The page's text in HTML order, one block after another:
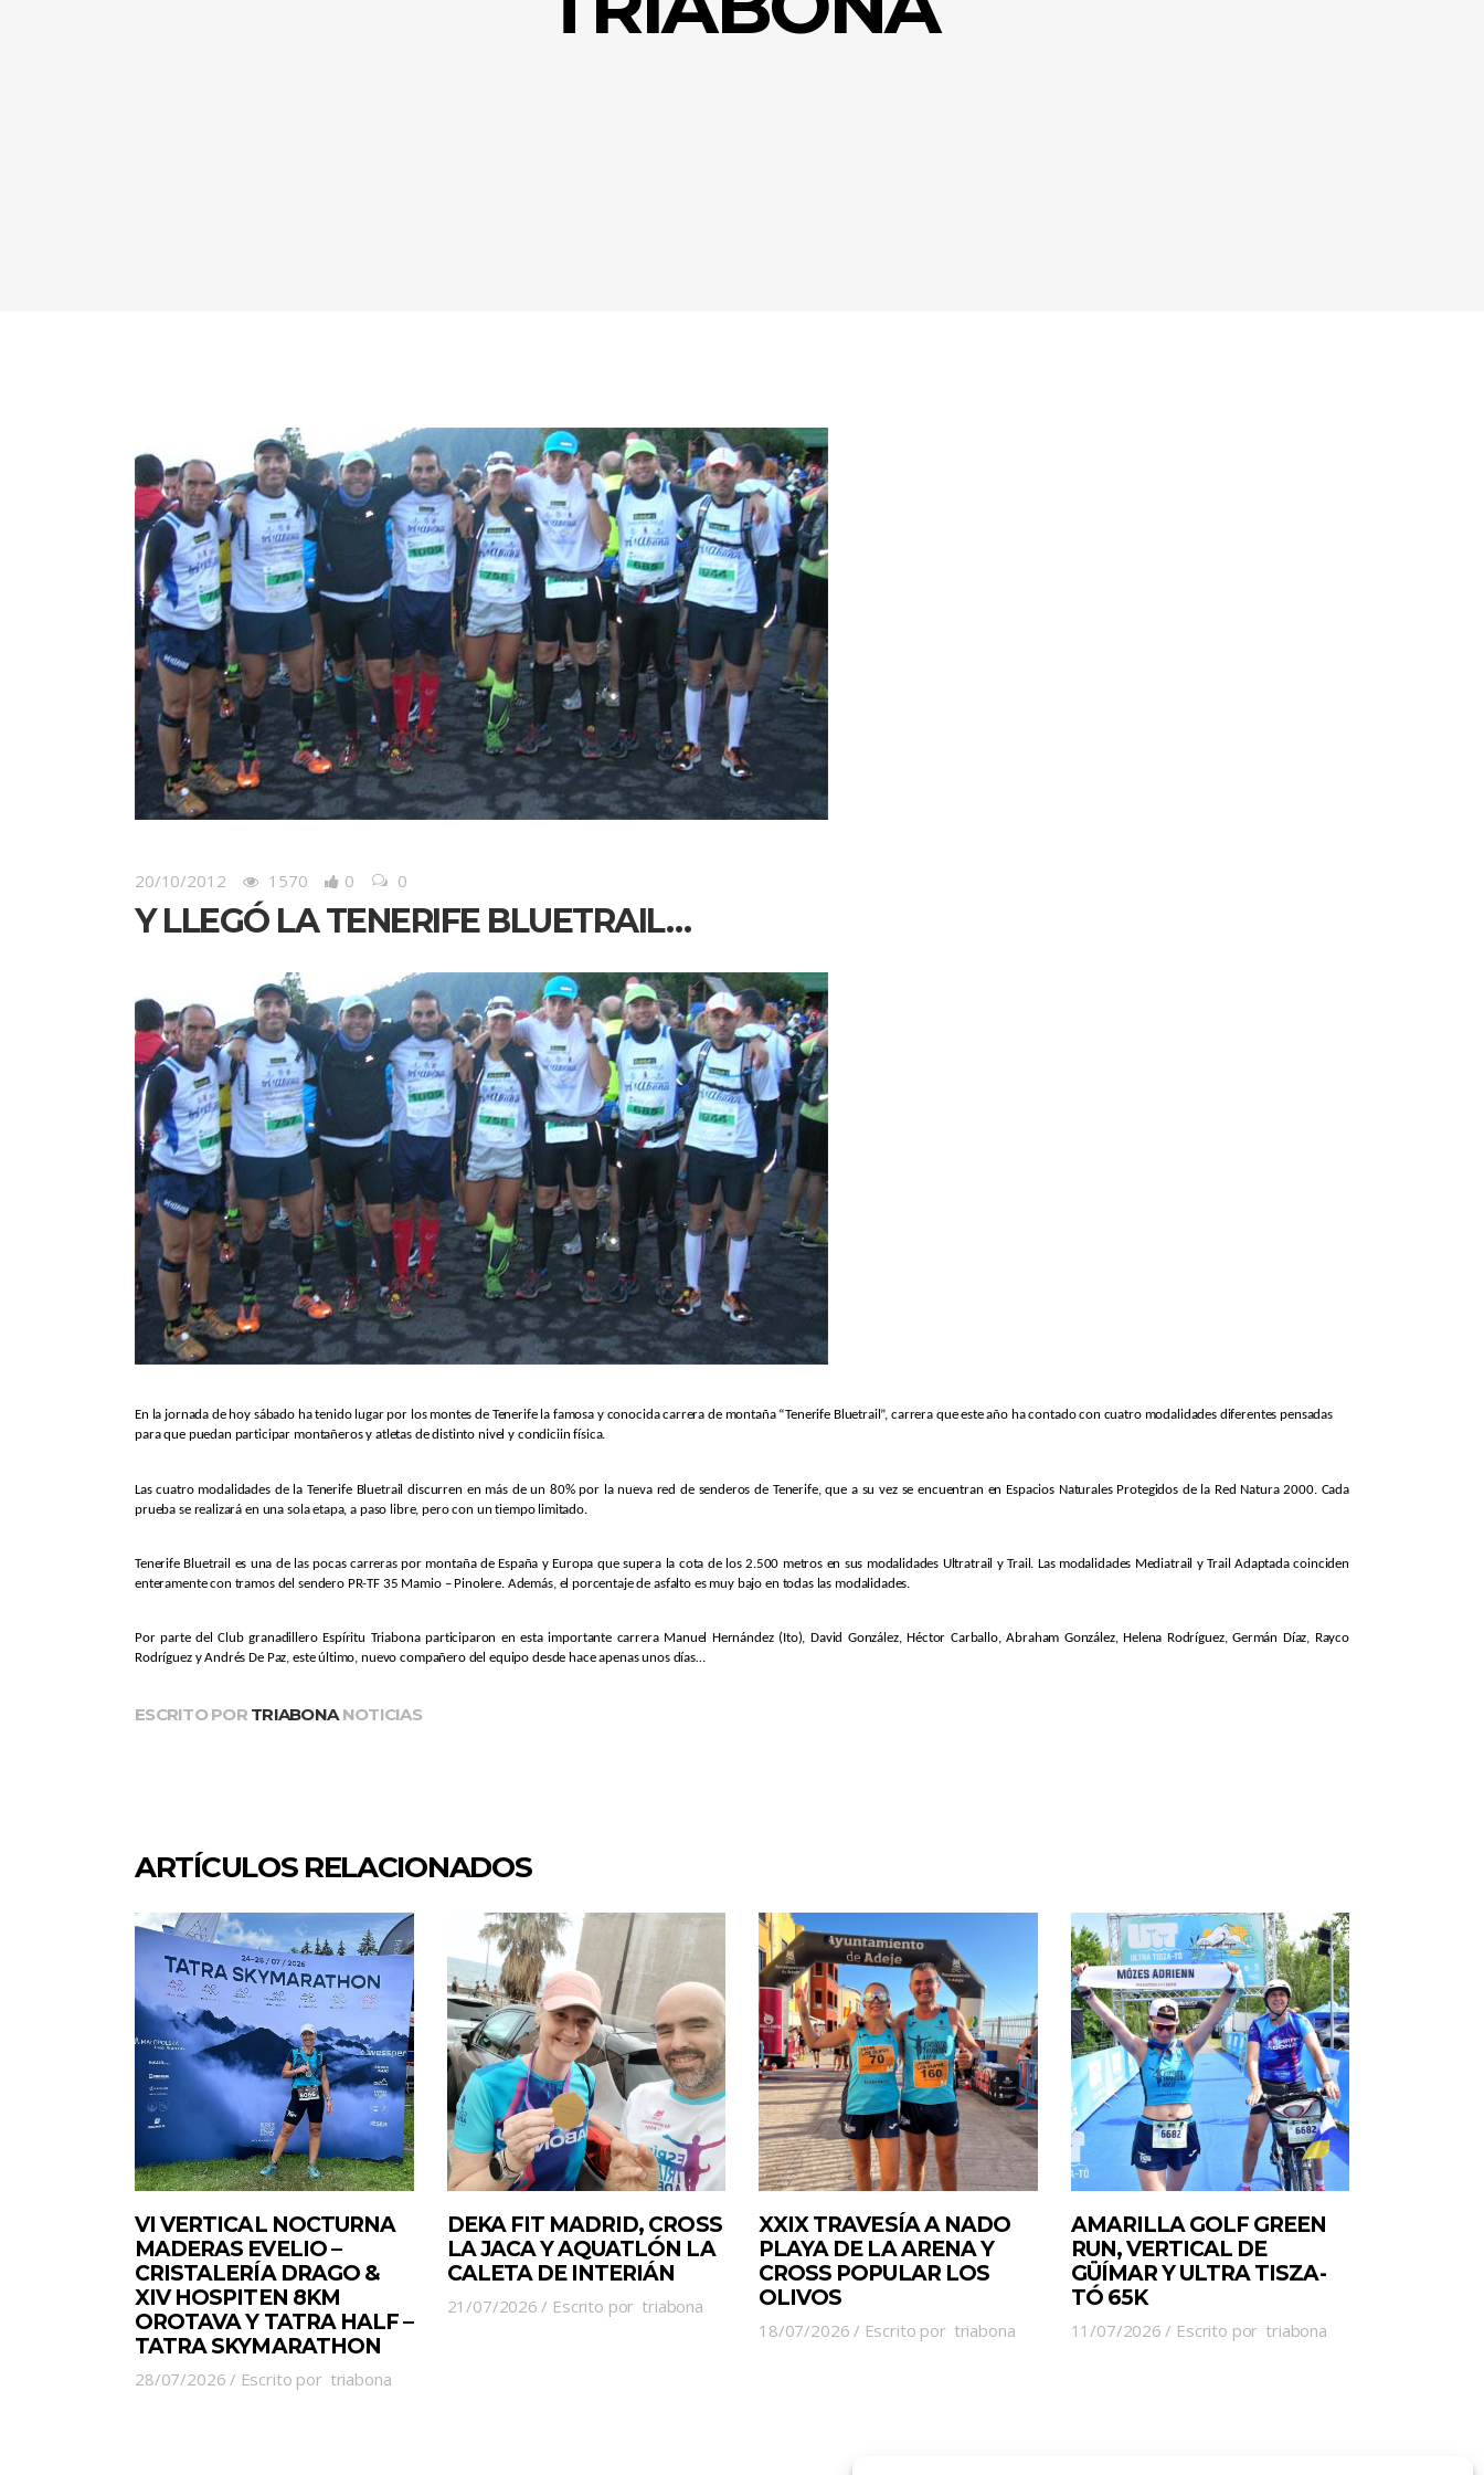
20/10/2012 1570 0 0
Y LLEGÓ LA TENERIFE BLUETRAIL…
En la jornada de hoy sábado ha tenido lugar por los montes de Tenerife la famosa y conocida carrera de montaña “Tenerife Bluetrail”, carrera que este año ha contado con cuatro modalidades diferentes pensadas
para que puedan participar montañeros y atletas de distinto nivel y condiciin física.
Las cuatro modalidades de la Tenerife Bluetrail discurren en más de un 80% por la nueva red de senderos de Tenerife, que a su vez se encuentran en Espacios Naturales Protegidos de la Red Natura 2000. Cada
prueba se realizará en una sola etapa, a paso libre, pero con un tiempo limitado.
Tenerife Bluetrail es una de las pocas carreras por montaña de España y Europa que supera la cota de los 2.500 metros en sus modalidades Ultratrail y Trail. Las modalidades Mediatrail y Trail Adaptada coinciden
enteramente con tramos del sendero PR-TF 35 Mamio – Pinolere. Además, el porcentaje de asfalto es muy bajo en todas las modalidades.
Por parte del Club granadillero Espíritu Triabona participaron en esta importante carrera Manuel Hernández (Ito), David González, Héctor Carballo, Abraham González, Helena Rodríguez, Germán Díaz, Rayco
Rodríguez y Andrés De Paz, este último, nuevo compañero del equipo desde hace apenas unos días…
ESCRITO POR TRIABONA NOTICIAS
ARTÍCULOS RELACIONADOS
VI VERTICAL NOCTURNA
MADERAS EVELIO –
CRISTALERÍA DRAGO &
XIV HOSPITEN 8KM
OROTAVA Y TATRA HALF –
TATRA SKYMARATHON
28/07/2026 Escrito por triabona
DEKA FIT MADRID, CROSS
LA JACA Y AQUATLÓN LA
CALETA DE INTERIÁN
21/07/2026 Escrito por triabona
XXIX TRAVESÍA A NADO
PLAYA DE LA ARENA Y
CROSS POPULAR LOS
OLIVOS
18/07/2026 Escrito por triabona
AMARILLA GOLF GREEN
RUN, VERTICAL DE
GÜÍMAR Y ULTRA TISZA-
TÓ 65K
11/07/2026 Escrito por triabona